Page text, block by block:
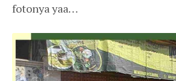
fotonya yaa…